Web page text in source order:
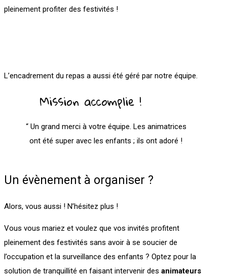
pleinement profiter des festivités !
L’encadrement du repas a aussi été géré par notre équipe.
Mission accomplie !
“ Un grand merci à votre équipe. Les animatrices
ont été super avec les enfants ; ils ont adoré !
Un évènement à organiser ?
Alors, vous aussi ! N’hésitez plus !
Vous vous mariez et voulez que vos invités profitent
pleinement des festivités sans avoir à se soucier de
l’occupation et la surveillance des enfants ? Optez pour la
solution de tranquillité en faisant intervenir des animateurs